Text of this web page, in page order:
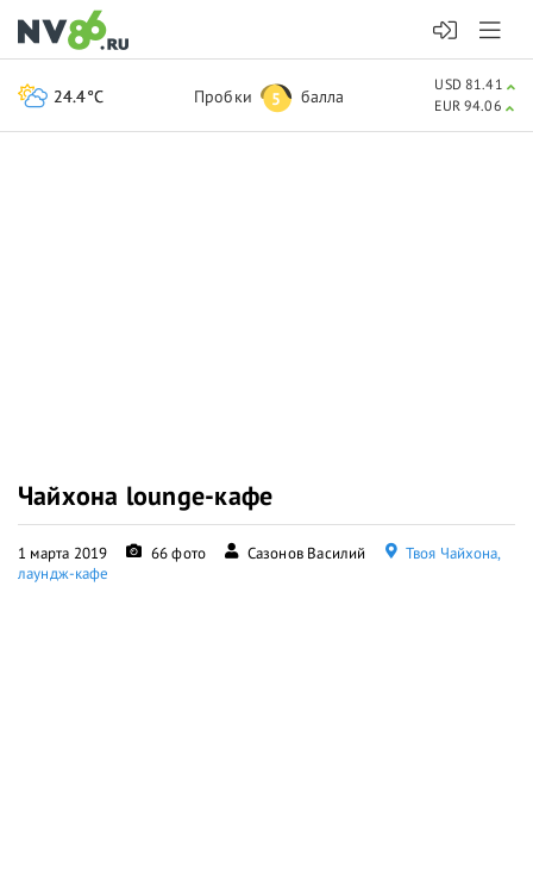
Чайхона lounge-кафе
1 марта 2019 66 фото Сазонов Василий
Твоя Чайхона,
лаундж-кафе
24.4°C Пробки 5 балла
USD 81.41
EUR 94.06